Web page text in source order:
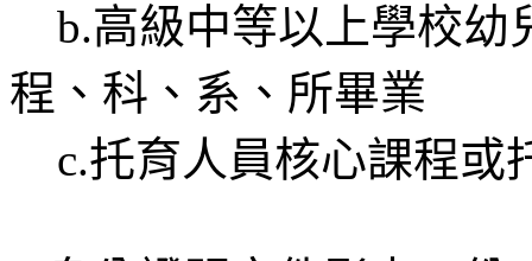
b.高級中等以上學校幼
程、科、系、所畢業
c.托育人員核心課程或